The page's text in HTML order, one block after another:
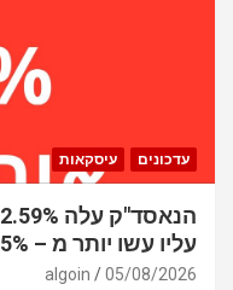
עדכונים עיסקאות
עליו עשו יותר מ – 7.5%. וזה רק יום אחד
05/08/2026
algoin